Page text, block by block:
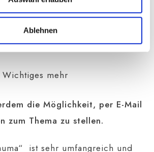
Ablehnen
Theorie ist
um dein Nervensystem zu
mehr
die Möglichkeit, per E-Mail
zum Thema zu stellen.
ist sehr umfangreich und